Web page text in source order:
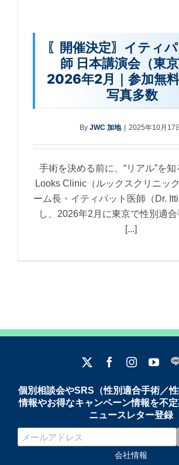
〖開催決定〗イティ
師 日本講演会（東
2026年2月｜参加無
写真多数
By JWC 加地 | 2025年10月17
手術を決める前に、“リアル”を知
Looks Clinic（ルックスクリニッ
ーム長・イティパット医師（Dr.
し、2026年2月に東京で性別適
[...]
個別相談会やSRS（性別適合手術／
情報やお得なキャンペーン情報を不
ニュースレター登録
会社情報